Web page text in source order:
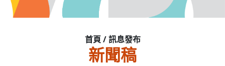
首頁 / 訊息發布
新聞稿